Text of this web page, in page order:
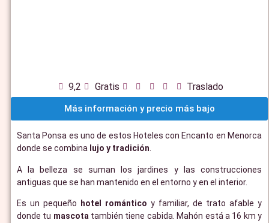
9,2 Gratis Traslado
Más información y precio más bajo
Santa Ponsa es uno de estos Hoteles con Encanto en Menorca
donde se combina lujo y tradición.
A la belleza se suman los jardines y las construcciones
antiguas que se han mantenido en el entorno y en el interior.
Es un pequeño hotel romántico y familiar, de trato afable y
donde tu mascota también tiene cabida. Mahón está a 16 km y